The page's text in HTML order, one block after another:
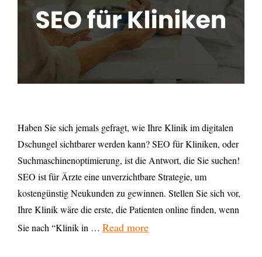
Haben Sie sich jemals gefragt, wie Ihre Klinik im digitalen
Dschungel sichtbarer werden kann? SEO für Kliniken, oder
Suchmaschinenoptimierung, ist die Antwort, die Sie suchen!
SEO ist für Ärzte eine unverzichtbare Strategie, um
kostengünstig Neukunden zu gewinnen. Stellen Sie sich vor,
Ihre Klinik wäre die erste, die Patienten online finden, wenn
Sie nach “Klinik in … Read more